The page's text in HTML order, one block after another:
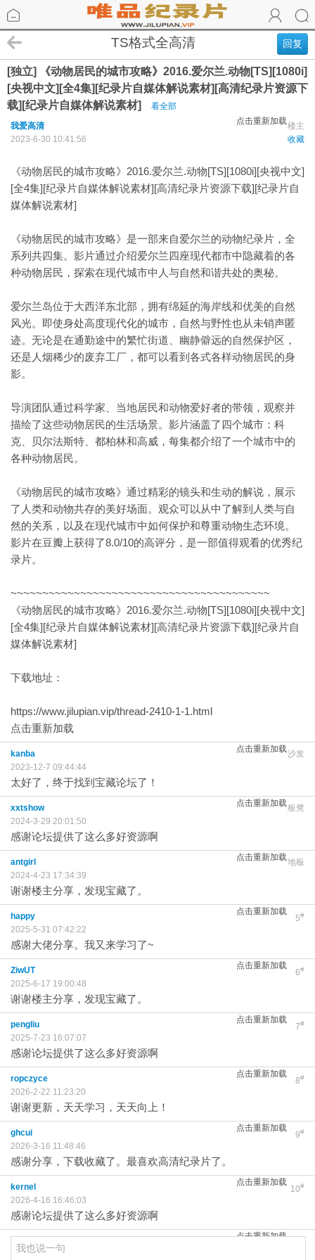
回复
TS格式全高清
[独立] 《动物居民的城市攻略》2016.爱尔兰.动物[TS][1080i]
[央视中文][全4集][纪录片自媒体解说素材][高清纪录片资源下
载][纪录片自媒体解说素材]
看全部
点击重新加载楼主
我爱高清
收藏
2023-6-30 10:41:56
《动物居民的城市攻略》2016.爱尔兰.动物[TS][1080i][央视中文]
[全4集][纪录片自媒体解说素材][高清纪录片资源下载][纪录片自
媒体解说素材]
《动物居民的城市攻略》是一部来自爱尔兰的动物纪录片，全
系列共四集。影片通过介绍爱尔兰四座现代都市中隐藏着的各
种动物居民，探索在现代城市中人与自然和谐共处的奥秘。
爱尔兰岛位于大西洋东北部，拥有绵延的海岸线和优美的自然
风光。即使身处高度现代化的城市，自然与野性也从未销声匿
迹。无论是在通勤途中的繁忙街道、幽静僻远的自然保护区，
还是人烟稀少的废弃工厂，都可以看到各式各样动物居民的身
影。
导演团队通过科学家、当地居民和动物爱好者的带领，观察并
描绘了这些动物居民的生活场景。影片涵盖了四个城市：科
克、贝尔法斯特、都柏林和高威，每集都介绍了一个城市中的
各种动物居民。
《动物居民的城市攻略》通过精彩的镜头和生动的解说，展示
了人类和动物共存的美好场面。观众可以从中了解到人类与自
然的关系，以及在现代城市中如何保护和尊重动物生态环境。
影片在豆瓣上获得了8.0/10的高评分，是一部值得观看的优秀纪
录片。
~~~~~~~~~~~~~~~~~~~~~~~~~~~~~~~~~~~~~~~~~
《动物居民的城市攻略》2016.爱尔兰.动物[TS][1080i][央视中文]
[全4集][纪录片自媒体解说素材][高清纪录片资源下载][纪录片自
媒体解说素材]
下载地址：
https://www.jilupian.vip/thread-2410-1-1.html
点击重新加载
点击重新加载沙发
kanba
2023-12-7 09:44:44
太好了，终于找到宝藏论坛了！
点击重新加载板凳
xxtshow
2024-3-29 20:01:50
感谢论坛提供了这么多好资源啊
点击重新加载地板
antgirl
2024-4-23 17:34:39
谢谢楼主分享，发现宝藏了。
点击重新加载
5#
happy
2025-5-31 07:42:22
感谢大佬分享。我又来学习了~
点击重新加载
6#
ZiwUT
2025-6-17 19:00:48
谢谢楼主分享，发现宝藏了。
点击重新加载
7#
pengliu
2025-7-23 16:07:07
感谢论坛提供了这么多好资源啊
点击重新加载
8#
ropczyce
2026-2-22 11:23:20
谢谢更新，天天学习，天天向上！
点击重新加载
9#
ghcui
2026-3-16 11:48:46
感谢分享，下载收藏了。最喜欢高清纪录片了。
点击重新加载
10#
kernel
2026-4-16 16:46:03
感谢论坛提供了这么多好资源啊
点击重新加载